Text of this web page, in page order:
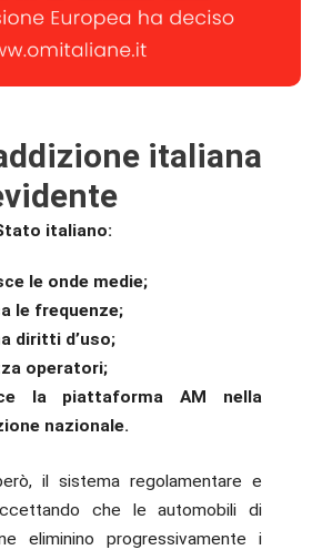
italiana
italiano:
le onde medie;
le frequenze;
diritti d’uso;
operatori;
la piattaforma AM nella
nazionale.
il sistema regolamentare e
che le automobili di
eliminino progressivamente i